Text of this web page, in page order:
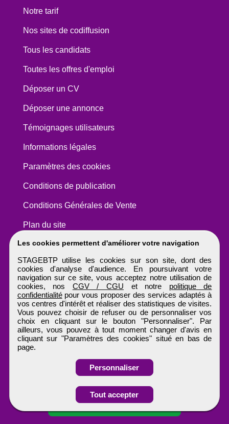
Candidature spontanée
Les cookies permettent d'améliorer votre navigation
STAGEBTP utilise les cookies sur son site, dont des
cookies d'analyse d'audience. En poursuivant votre
navigation sur ce site, vous acceptez notre utilisation de
cookies, nos CGV / CGU et notre politique de
confidentialitépour vous proposer des services adaptés à
vos centres d'intérêt et réaliser des statistiques de visites.
Vous pouvez choisir de refuser ou de personnaliser vos
choix en cliquant sur le bouton "Personnaliser". Par
ailleurs, vous pouvez à tout moment changer d'avis en
cliquant sur "Paramètres des cookies" situé en bas de
page.
Personnaliser
Tout accepter
Notre tarif
Nos sites de codiffusion
Tous les candidats
Toutes les offres d'emploi
Déposer un CV
Déposer une annonce
Témoignages utilisateurs
Informations légales
Paramètres des cookies
Conditions de publication
Conditions Générales de Vente
Plan du site
STAGEBTP
Tous droits réservés © 1999 - 2026